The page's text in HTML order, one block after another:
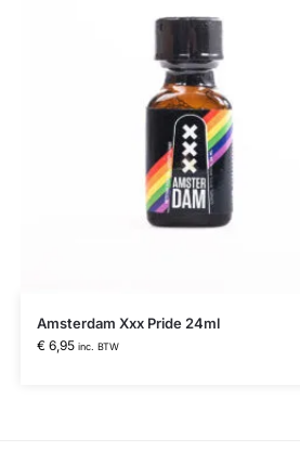
Amsterdam Xxx Pride 24ml
€6,95 inc. BTW